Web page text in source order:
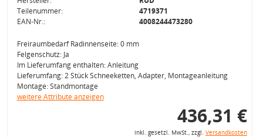
Teilenummer:
4719371
EAN-Nr.:
4008244473280
Freiraumbedarf Radinnenseite: 0 mm
Felgenschutz: Ja
Im Lieferumfang enthalten: Anleitung
Lieferumfang: 2 Stück Schneeketten, Adapter, Montageanleitung
Montage: Standmontage
weitere Attribute anzeigen
436,31 €
inkl. gesetzl. MwSt., zzgl. Versandkosten